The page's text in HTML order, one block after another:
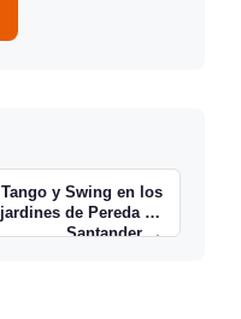
Tango y Swing en los
jardines de Pereda de
Santander →